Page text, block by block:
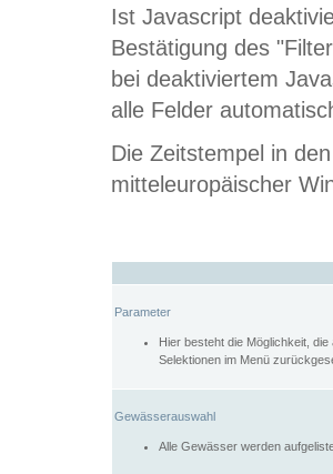
Ist Javascript
Bestätigung des
bei deaktiviertem
alle Felder
Die Zeitstempel in
mitteleuropäischer
Parameter
Hier besteht die Möglichkeit,
Selektionen im Menü
Gewässerauswahl
Alle Gewässer werden